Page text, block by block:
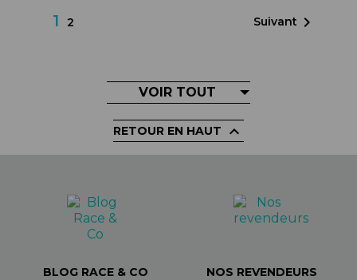
1 2 Suivant 
VOIR TOUT
RETOUR EN HAUT 
BLOG RACE & CO NOS REVENDEURS